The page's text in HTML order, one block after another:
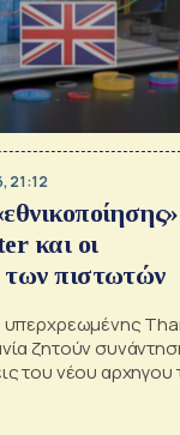
21:12
και οι
των πιστωτών
υπερχρεωμένης
ζητούν
του νέου αρχηγου